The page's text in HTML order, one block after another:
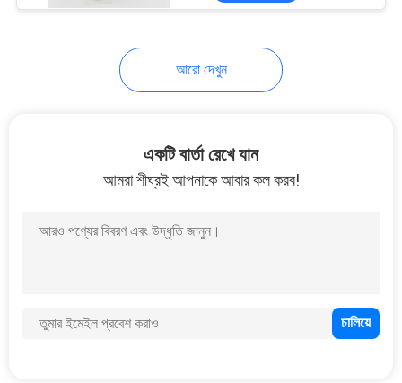
প্লাস্টিক ট্রিগার স্প্রেয়ার
পিইটি ফোম পাম্প বোতল
আরো দেখুন
একটি বার্তা রেখে যান
আমরা শীঘ্রই আপনাকে আবার কল করব!